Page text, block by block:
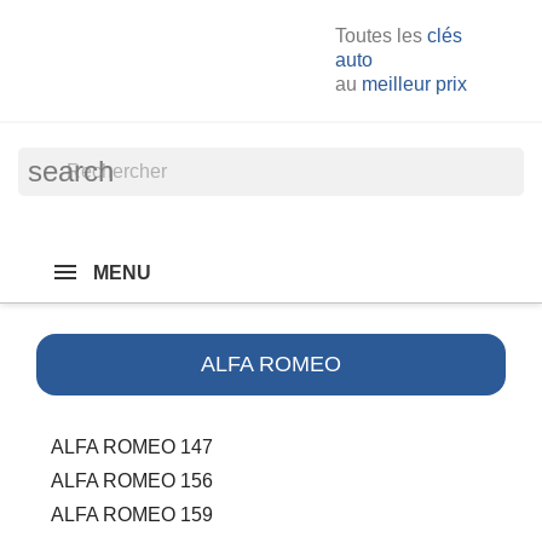
Toutes les clés
auto
au meilleur prix
search
MENU
ALFA ROMEO
ALFA ROMEO 147
ALFA ROMEO 156
ALFA ROMEO 159